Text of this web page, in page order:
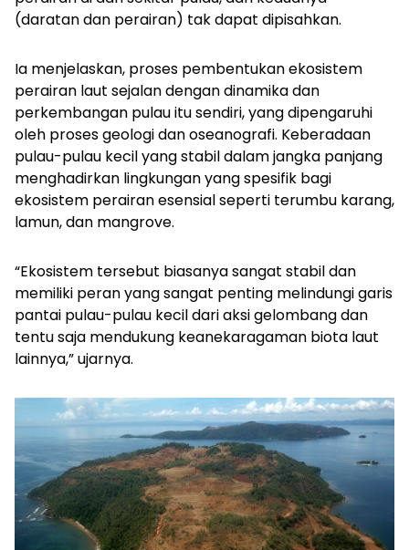
(daratan dan perairan) tak dapat dipisahkan.
Ia menjelaskan, proses pembentukan ekosistem
perairan laut sejalan dengan dinamika dan
perkembangan pulau itu sendiri, yang dipengaruhi
oleh proses geologi dan oseanografi. Keberadaan
pulau-pulau kecil yang stabil dalam jangka panjang
menghadirkan lingkungan yang spesifik bagi
ekosistem perairan esensial seperti terumbu karang,
lamun, dan mangrove.
“Ekosistem tersebut biasanya sangat stabil dan
memiliki peran yang sangat penting melindungi garis
pantai pulau-pulau kecil dari aksi gelombang dan
tentu saja mendukung keanekaragaman biota laut
lainnya,” ujarnya.